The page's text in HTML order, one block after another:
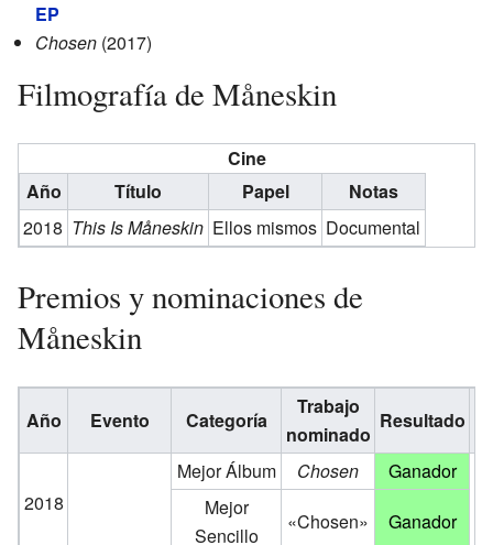
EP
Chosen (2017)
Filmografía de Måneskin
Cine
Año
Título Papel
Notas
2018 This Is Måneskin Ellos mismos Documental
Premios y nominaciones de
Måneskin
Año Evento Categoría
Trabajo
nominado
Resultado
2018
Mejor Álbum Chosen
Ganador
Mejor
Sencillo
«Chosen» Ganador